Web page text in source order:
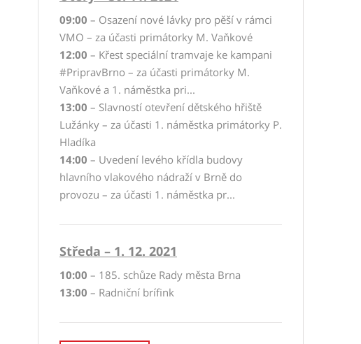
09:00 – Osazení nové lávky pro pěší v rámci
VMO – za účasti primátorky M. Vaňkové
12:00 – Křest speciální tramvaje ke kampani
#PripravBrno – za účasti primátorky M.
Vaňkové a 1. náměstka pri...
13:00 – Slavností otevření dětského hřiště
Lužánky – za účasti 1. náměstka primátorky P.
Hladíka
14:00 – Uvedení levého křídla budovy
hlavního vlakového nádraží v Brně do
provozu – za účasti 1. náměstka pr...
Středa – 1. 12. 2021
10:00 – 185. schůze Rady města Brna
13:00 – Radniční brífink